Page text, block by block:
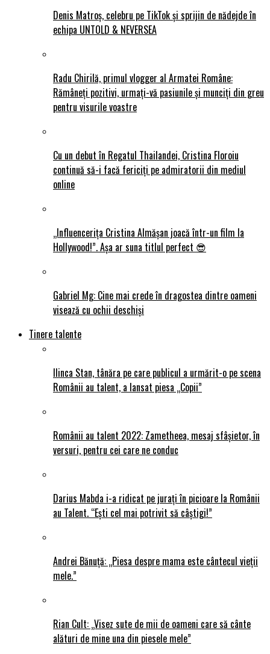
Denis Matroș, celebru pe TikTok și sprijin de nădejde în
echipa UNTOLD & NEVERSEA
Radu Chirilă, primul vlogger al Armatei Române:
Rămâneți pozitivi, urmați-vă pasiunile și munciți din greu
pentru visurile voastre
Cu un debut în Regatul Thailandei, Cristina Floroiu
continuă să-i facă fericiți pe admiratorii din mediul
online
„Influencerița Cristina Almășan joacă într-un film la
Hollywood!”. Așa ar suna titlul perfect 😎
Gabriel Mg: Cine mai crede în dragostea dintre oameni
visează cu ochii deschiși
Tinere talente
Ilinca Stan, tânăra pe care publicul a urmărit-o pe scena
Românii au talent, a lansat piesa „Copii”
Românii au talent 2022: Zametheea, mesaj sfâșietor, în
versuri, pentru cei care ne conduc
Darius Mabda i-a ridicat pe jurați în picioare la Românii
au Talent. “Ești cel mai potrivit să câștigi!”
Andrei Bănuță: „Piesa despre mama este cântecul vieții
mele.”
Rian Cult: „Visez sute de mii de oameni care să cânte
alături de mine una din piesele mele”